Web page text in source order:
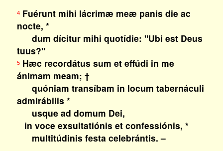
4Fuérunt mihi lácrimæ meæ panis die ac
nocte, *
dum dícitur mihi quotídie: "Ubi est Deus
tuus?"
5Hæc recordátus sum et effúdi in me
ánimam meam; †
quóniam transíbam in locum tabernáculi
admirábilis *
usque ad domum Dei,
in voce exsultatiónis et confessiónis, *
multitúdinis festa celebrántis. –